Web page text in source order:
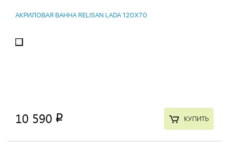
АКРИЛОВАЯ ВАННА RELISAN LADA 120X70
10 590 p КУПИТЬ